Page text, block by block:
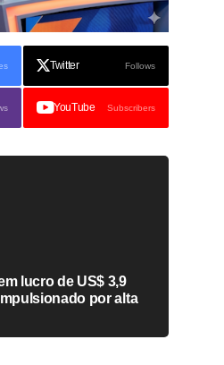
Twitter Follows
YouTube Subscribers
lucro de US$ 3,9
por alta